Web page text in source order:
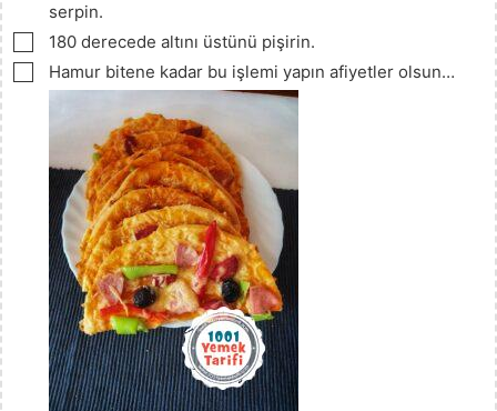
serpin.
▢180 derecede altını üstünü pişirin.
▢
Hamur bitene kadar bu işlemi yapın afiyetler olsun…